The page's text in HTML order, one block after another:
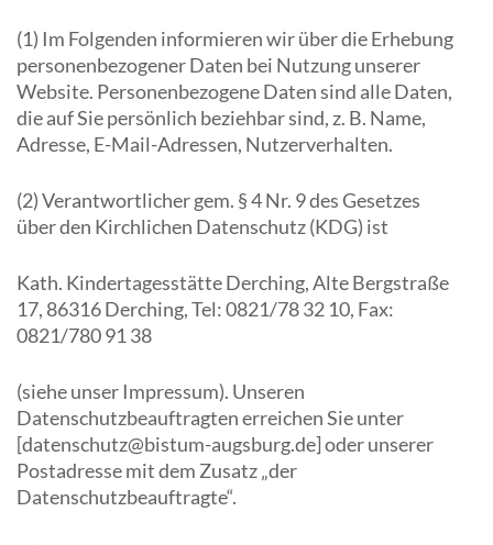
(1) Im Folgenden informieren wir über die Erhebung
personenbezogener Daten bei Nutzung unserer
Website. Personenbezogene Daten sind alle Daten,
die auf Sie persönlich beziehbar sind, z. B. Name,
Adresse, E-Mail-Adressen, Nutzerverhalten.
(2) Verantwortlicher gem. § 4 Nr. 9 des Gesetzes
über den Kirchlichen Datenschutz (KDG) ist
Kath. Kindertagesstätte Derching, Alte Bergstraße
17, 86316 Derching, Tel: 0821/78 32 10, Fax:
0821/780 91 38
(siehe unser Impressum). Unseren
Datenschutzbeauftragten erreichen Sie unter
[datenschutz@bistum-augsburg.de] oder unserer
Postadresse mit dem Zusatz „der
Datenschutzbeauftragte“.